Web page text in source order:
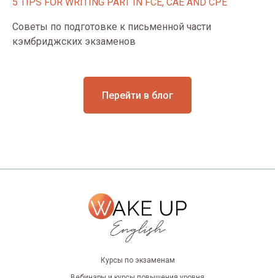
Советы по подготовке к письменной части
кэмбриджских экзаменов
Перейти в блог
Курсы по экзаменам